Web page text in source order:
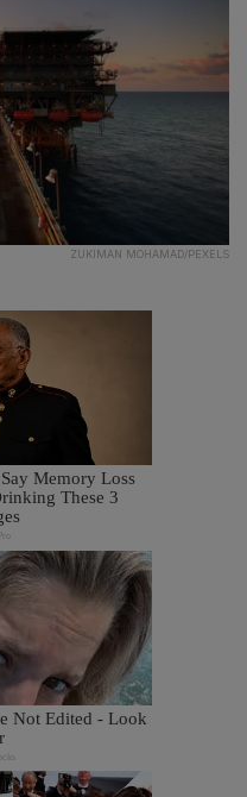
ZUKIMAN MOHAMAD/PEXELS